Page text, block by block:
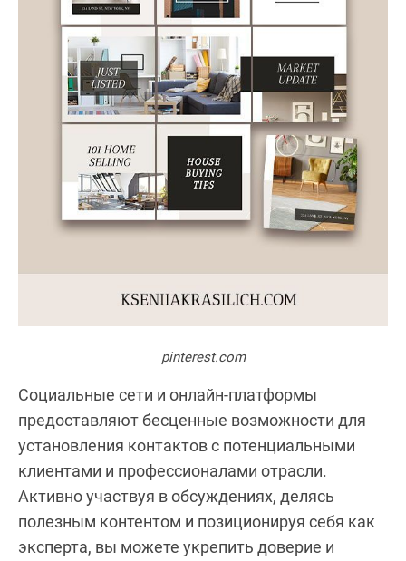
pinterest.com
Социальные сети и онлайн-платформы
предоставляют бесценные возможности для
установления контактов с потенциальными
клиентами и профессионалами отрасли.
Активно участвуя в обсуждениях, делясь
полезным контентом и позиционируя себя как
эксперта, вы можете укрепить доверие и